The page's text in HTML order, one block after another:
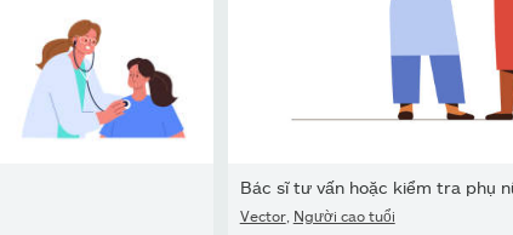
Vector, Người cao tuổi